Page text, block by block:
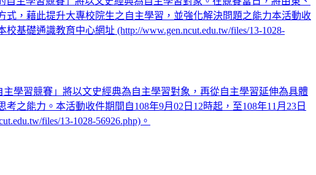
，藉此提升大專校院生之自主學習，並強化解決問題之能力本活動收
基礎通識教育中心網址 (http://www.gen.ncut.edu.tw/files/13-1028-
學習競賽」將以文史經典為自主學習對象，再從自主學習延伸為具體
之能力。本活動收件期間自108年9月02日12時起，至108年11月23日
files/13-1028-56926.php)。